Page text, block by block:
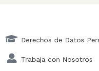
Derechos de Datos
Trabaja con Nosotros